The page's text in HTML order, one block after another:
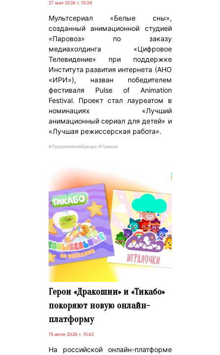
27 мая 2026 г. 15:39
Мультсериал «Белые сны»,
созданный анимационной студией
«Паровоз» по заказу
медиахолдинга «Цифровое
Телевидение» при поддержке
Института развития интернета (АНО
«ИРИ»), назван победителем
фестиваля Pulse of Animation
Festival. Проект стал лауреатом в
номинациях «Лучший
анимационный сериал для детей» и
«Лучшая режиссерская работа».
#ПродвижениеБренда #Премии
Герои «Дракошии» и «Тикабо»
покоряют новую онлайн-
платформу
15 июля 2026 г. 15:42
На российской онлайн-платформе